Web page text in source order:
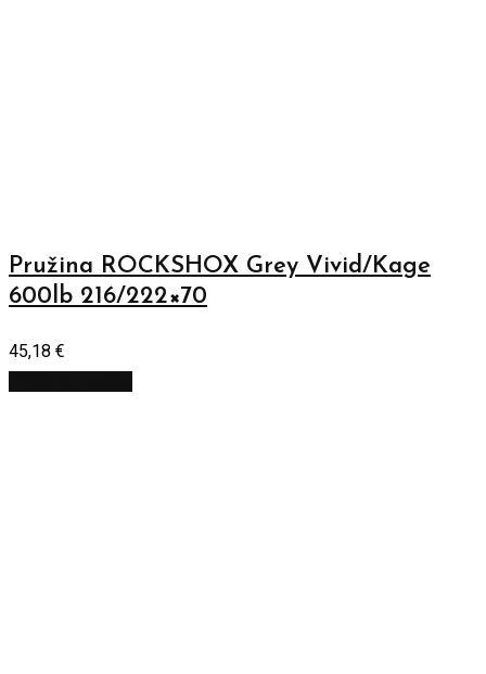
Pružina ROCKSHOX Grey Vivid/Kage
600lb 216/222×70
45,18 €